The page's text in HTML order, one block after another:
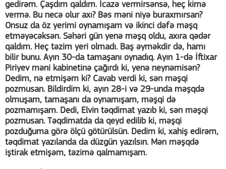
gedirəm. Çaşdım qaldım. İcazə vermirsənsə, heç kimə
vermə. Bu necə olur axı? Bəs məni niyə buraxmırsan?
Onsuz da öz yerimi oynamışam və ikinci dəfə məşq
etməyəcəksən. Səhəri gün yenə məşq oldu, axıra qədər
qaldım. Heç təzim yeri olmadı. Baş əyməkdir də, hamı
bilir bunu. Ayın 30-da tamaşanı oynadıq. Ayın 1-də İftixar
Piriyev məni kabinetinə çağırdı ki, yenə neynəmisən?
Dedim, nə etmişəm ki? Cavab verdi ki, sən məşqi
pozmusan. Bildirdim ki, ayın 28-i və 29-unda məşqdə
olmuşam, tamaşanı da oynamışam, məşqi də
pozmamışam. Dedi, Elvin təqdimat yazıb ki, sən məşqi
pozmusan. Təqdimatda da qeyd edilib ki, məşqi
pozduğuma görə ölçü götürülsün. Dedim ki, xahiş edirəm,
təqdimat yazılanda da düzgün yazılsın. Mən məşqdə
iştirak etmişəm, təzimə qalmamışam.